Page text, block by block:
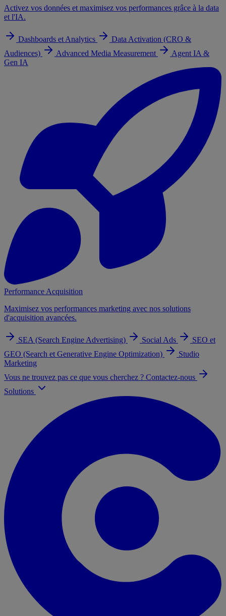
Activez vos données et maximisez vos performances grâce à la data
et l'IA.
Dashboards et Analytics
Data Activation (CRO &
Audiences)
Advanced Media Measurement
Agent IA &
Gen IA
Performance Acquisition
Maximisez vos performances marketing avec nos solutions
d'acquisition avancées.
SEA (Search Engine Advertising) Social Ads
SEO et
GEO (Search et Generative Engine Optimization)
Studio
Marketing
Vous ne trouvez pas ce que vous cherchez ? Contactez-nous
Solutions